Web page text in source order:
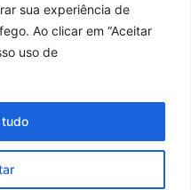
sua experiência de
Ao clicar em “Aceitar
uso de